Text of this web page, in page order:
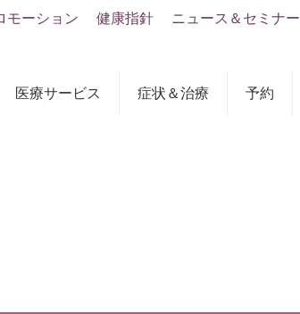
医療サービス 症状＆治療 予約
モーション 健康指針 ニュース＆セミナー